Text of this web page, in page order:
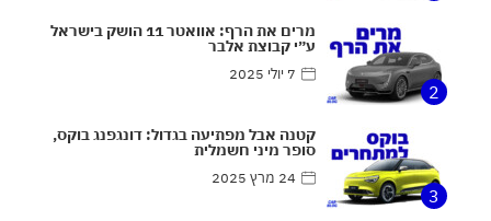
2
מרים את הרף: אוואטר 11 הושק בישראל
ע״י קבוצת אלבר
7 יולי 2025
3
קטנה אבל מפתיעה בגדול: דונגפנג בוקס,
סופר מיני חשמלית
24 מרץ 2025